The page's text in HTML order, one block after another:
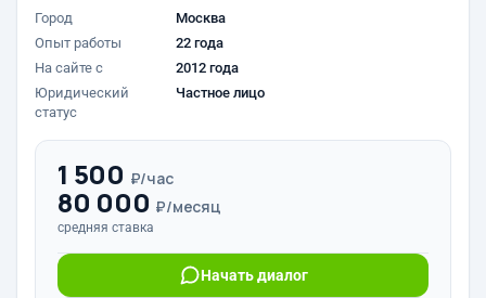
Город
Москва
Опыт работы
22 года
На сайте с
2012 года
Юридический
статус
Частное лицо
1 500 ₽/час
80 000 ₽/месяц
средняя ставка
Начать диалог